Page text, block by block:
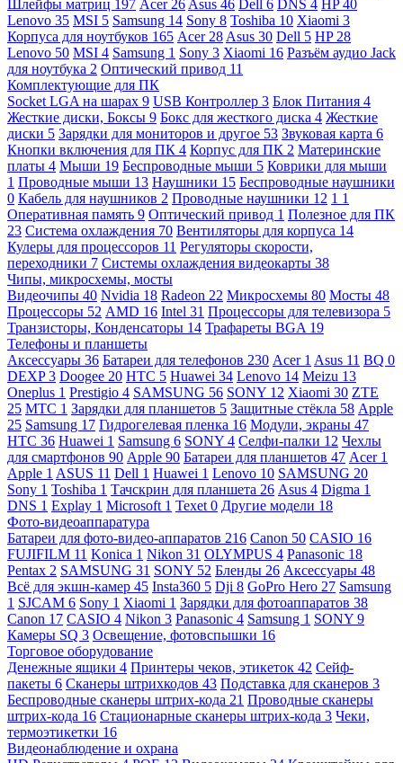
Шлейфы матриц 197 Acer 26 Asus 46 Dell 6 DNS 4 HP40
Lenovo 35 MSI 5 Samsung 14 Sony 8 Toshiba 10 Xiaomi 3
Корпуса для ноутбуков 165 Acer 28 Asus 30 Dell 5 HP 28
Lenovo 50 MSI 4 Samsung 1 Sony 3 Xiaomi 16 Разъём аудио Jack
для ноутбука 2 Оптический привод 11
Комплектующие для ПК
Socket LGA на шарах 9 USB Контроллер 3 Блок Питания 4
Жесткие диски, Боксы 9 Бокс для жесткого диска 4 Жесткие
диски 5 Зарядки для мониторов и другое 53 Звуковая карта 6
Кнопки включения для ПК 4 Корпус для ПК 2 Материнские
платы 4 Мыши 19 Беспроводные мыши 5 Коврики для мыши
1 Проводные мыши 13 Наушники 15 Беспроводные наушники
0 Кабель для наушников 2 Проводные наушники 12 1 1
Оперативная память 9 Оптический привод 1 Полезное для ПК
23 Система охлаждения 70 Вентиляторы для корпуса 14
Кулеры для процессоров 11 Регуляторы скорости,
переходники 7 Системы охлаждения видеокарты 38
Чипы, микросхемы, мосты
Видеочипы 40 Nvidia 18 Radeon 22 Микросхемы 80 Мосты 48
Процессоры 52 AMD 16 Intel 31 Процессоры для телевизора 5
Транзисторы, Конденсаторы 14 Трафареты BGA 19
Телефоны и планшеты
Аксессуары 36 Батареи для телефонов 230 Acer 1 Asus 11 BQ 0
DEXP3 Doogee 20 HTC 5 Huawei 34 Lenovo 14 Meizu 13
Oneplus 1 Prestigio 4 SAMSUNG 56 SONY 12 Xiaomi 30 ZTE
25 МТС 1 Зарядки для планшетов 5 Защитные стёкла 58 Apple
25 Samsung 17 Гидрогелевая пленка 16 Модули, экраны 47
HTC 36 Huawei 1 Samsung 6 SONY 4 Селфи-палки 12 Чехлы
для смартфонов 90 Apple 90 Батареи для планшетов 47 Acer 1
Apple 1 ASUS 11 Dell 1 Huawei 1 Lenovo 10 SAMSUNG 20
Sony 1 Toshiba 1 Тачскрин для планшета 26 Asus 4 Digma 1
DNS 1 Explay 1 Microsoft 1 Texet 0 Другие модели 18
Фото-видеоаппаратура
Батареи для фото-видео-аппаратов 216 Canon 50 CASIO 16
FUJIFILM 11 Konica 1 Nikon 31 OLYMPUS 4 Panasonic 18
Pentax 2 SAMSUNG 31 SONY 52 Бленды 26 Аксессуары 48
Всё для экшн-камер 45 Insta360 5 Dji 8 GoPro Hero 27 Samsung
1 SJCAM 6 Sony 1 Xiaomi 1 Зарядки для фотоаппаратов 38
Canon 17 CASIO 4 Nikon 3 Panasonic 4 Samsung 1 SONY 9
Камеры SQ 3 Освещение, фотовспышки 16
Торговое оборудование
Денежные ящики 4 Принтеры чеков, этикеток 42 Сейф-
пакеты 6 Сканеры штрихкодов 43 Подставка для сканеров 3
Беспроводные сканеры штрих-кода 21 Проводные сканеры
штрих-кода 16 Стационарные сканеры штрих-кода 3 Чеки,
термоэтикетки 16
Видеонаблюдение и охрана